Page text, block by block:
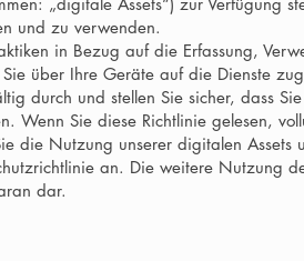
und zu verwenden.
in Bezug auf die Erfassung,
über Ihre Geräte auf die Dienste
durch und stellen Sie sicher, dass
Wenn Sie diese Richtlinie gelesen,
die Nutzung unserer digitalen
an. Die weitere Nutzung
dar.